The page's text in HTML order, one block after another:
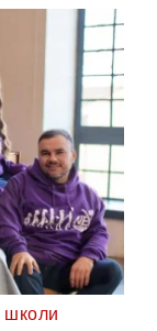
школи